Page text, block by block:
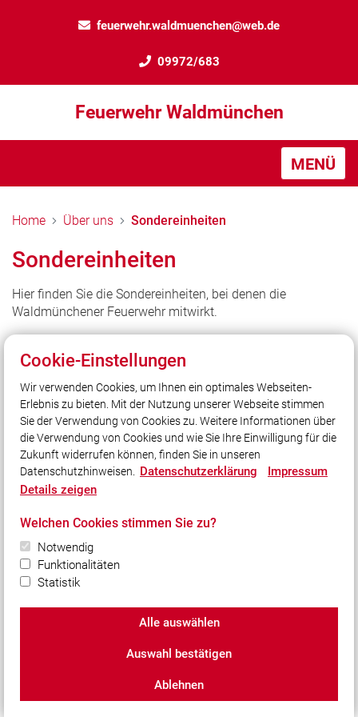
feuerwehr.waldmuenchen@web.de
09972/683
Feuerwehr Waldmünchen
MENÜ
Home Über uns Sondereinheiten
Sondereinheiten
Hier finden Sie die Sondereinheiten, bei denen die
Waldmünchener Feuerwehr mitwirkt.
Unser Leitsatz
... im Dienst am Nächsten!
Social Media
Bleiben Sie mit uns in Kontakt und vernetzen Sie sich
mit uns!
© 2026 Feuerwehr Waldmünchen
Datenschutz|Cookie-Einstellungen
Cookie-Einstellungen
Wir verwenden Cookies, um Ihnen ein optimales Webseiten-
Erlebnis zu bieten. Mit der Nutzung unserer Webseite stimmen
Sie der Verwendung von Cookies zu. Weitere Informationen über
die Verwendung von Cookies und wie Sie Ihre Einwilligung für die
Zukunft widerrufen können, finden Sie in unseren
Datenschutzhinweisen. Datenschutzerklärung
Impressum
Details zeigen
Welchen Cookies stimmen Sie zu?
Notwendig
Funktionalitäten
Statistik
Alle auswählen
Auswahl bestätigen
Ablehnen